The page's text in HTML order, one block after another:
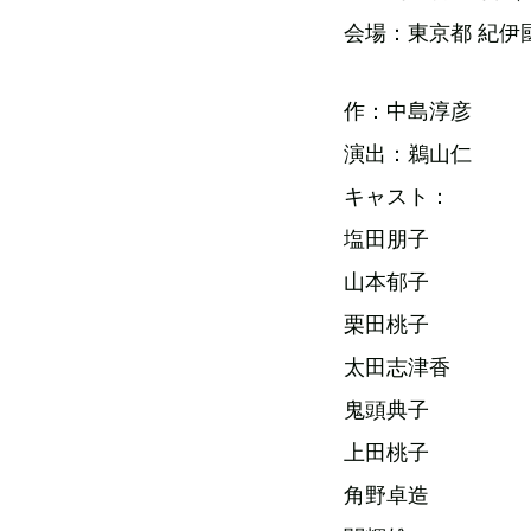
会場：東京都 紀伊
作：中島淳彦
演出：鵜山仁
キャスト：
塩田朋子
山本郁子
栗田桃子
太田志津香
鬼頭典子
上田桃子
角野卓造